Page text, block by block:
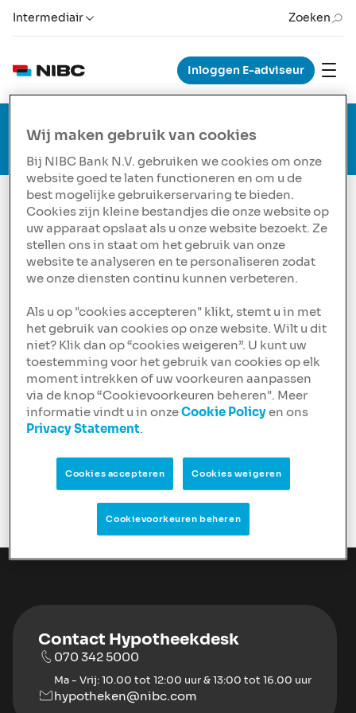
Intermediair Zoeken
Inloggen E-adviseur
telefonisch alleen tussen 10:00 en 12:00 uur
geopend.
Podcast # 9 In gesprek
met zelfstanding
hypotheekadviseur
Geoffrey Jansen
De negende aflevering is nu gratis via spotify te
beluisteren.
In deze nieuwe aflevering spreken we met de
Limburgse en zeer ervaren hypotheekadviseur Geoffrey
Jansen over hypotheken, de lokale en nationale
huizenmarkt, over 2020 en 2021 én hij deelt zijn
geheim. Benieuwd? Luister nu!
Beluister de podcast
Contact Hypotheekdesk
070 342 5000
Ma - Vrij: 10.00 tot 12:00 uur & 13:00 tot 16.00 uur
hypotheken@nibc.com
Wij maken gebruik van cookies
Bij NIBC Bank N.V. gebruiken we cookies om onze
website goed te laten functioneren en om u de
best mogelijke gebruikerservaring te bieden.
Cookies zijn kleine bestandjes die onze website op
uw apparaat opslaat als u onze website bezoekt. Ze
stellen ons in staat om het gebruik van onze
website te analyseren en te personaliseren zodat
we onze diensten continu kunnen verbeteren.
Als u op "cookies accepteren" klikt, stemt u in met
het gebruik van cookies op onze website. Wilt u dit
niet? Klik dan op “cookies weigeren”. U kunt uw
toestemming voor het gebruik van cookies op elk
moment intrekken of uw voorkeuren aanpassen
via de knop “Cookievoorkeuren beheren". Meer
informatie vindt u in onzeCookie Policyen ons
Privacy Statement.
Cookies accepteren Cookies weigeren
Cookievoorkeuren beheren